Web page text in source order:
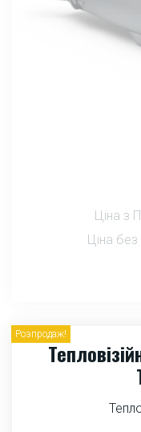
Ціна з
Ціна
Розпродаж!